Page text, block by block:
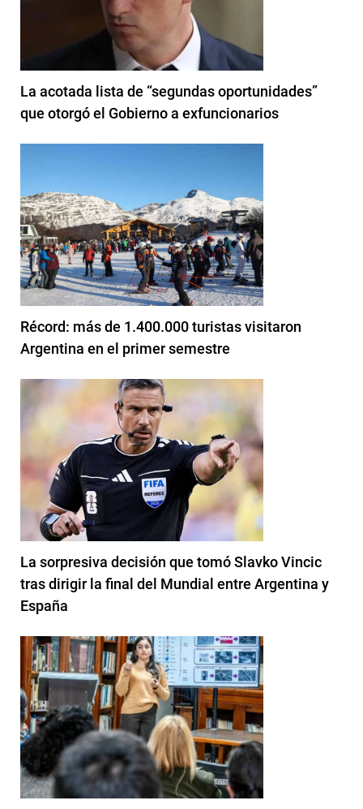
La acotada lista de “segundas oportunidades”
que otorgó el Gobierno a exfuncionarios
Récord: más de 1.400.000 turistas visitaron
Argentina en el primer semestre
La sorpresiva decisión que tomó Slavko Vincic
tras dirigir la final del Mundial entre Argentina y
España